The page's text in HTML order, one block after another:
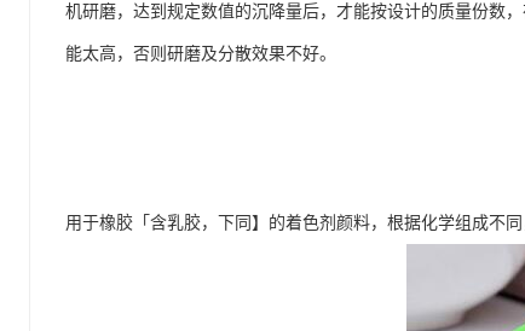
机研磨，达到规定数值的沉降量后，才能按设计的质量份数
能太高，否则研磨及分散效果不好。
用于橡胶「含乳胶，下同】的着色剂颜料，根据化学组成不